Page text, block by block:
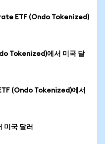
ETF (Ondo Tokenized)
Tokenized)에서 미국 달
(Ondo Tokenized)에서
국 달러